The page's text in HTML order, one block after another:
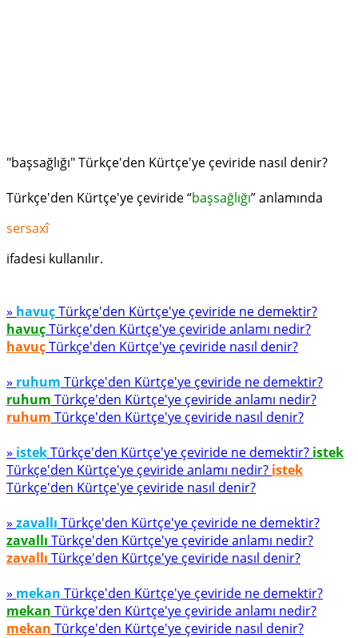
"başsağlığı" Türkçe'den Kürtçe'ye çeviride nasıl denir?
Türkçe'den Kürtçe'ye çeviride “başsağlığı” anlamında
sersaxî
ifadesi kullanılır.
» havuçTürkçe'den Kürtçe'ye çeviride ne demektir?
havuçTürkçe'den Kürtçe'ye çeviride anlamı nedir?
havuçTürkçe'den Kürtçe'ye çeviride nasıl denir?
» ruhum Türkçe'den Kürtçe'ye çeviride ne demektir?
ruhum Türkçe'den Kürtçe'ye çeviride anlamı nedir?
ruhum Türkçe'den Kürtçe'ye çeviride nasıl denir?
» istekTürkçe'den Kürtçe'ye çeviride ne demektir? istek
Türkçe'den Kürtçe'ye çeviride anlamı nedir? istek
Türkçe'den Kürtçe'ye çeviride nasıl denir?
» zavallı Türkçe'den Kürtçe'ye çeviride ne demektir?
zavallı Türkçe'den Kürtçe'ye çeviride anlamı nedir?
zavallı Türkçe'den Kürtçe'ye çeviride nasıl denir?
» mekan Türkçe'den Kürtçe'ye çeviride ne demektir?
mekan Türkçe'den Kürtçe'ye çeviride anlamı nedir?
mekan Türkçe'den Kürtçe'ye çeviride nasıl denir?